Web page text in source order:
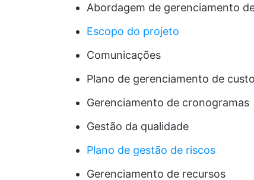
Abordagem de gerenciamento
Escopo do projeto
Comunicações
Plano de gerenciamento de
Gerenciamento de cronogramas
Gestão da qualidade
Plano de gestão de riscos
Gerenciamento de recursos